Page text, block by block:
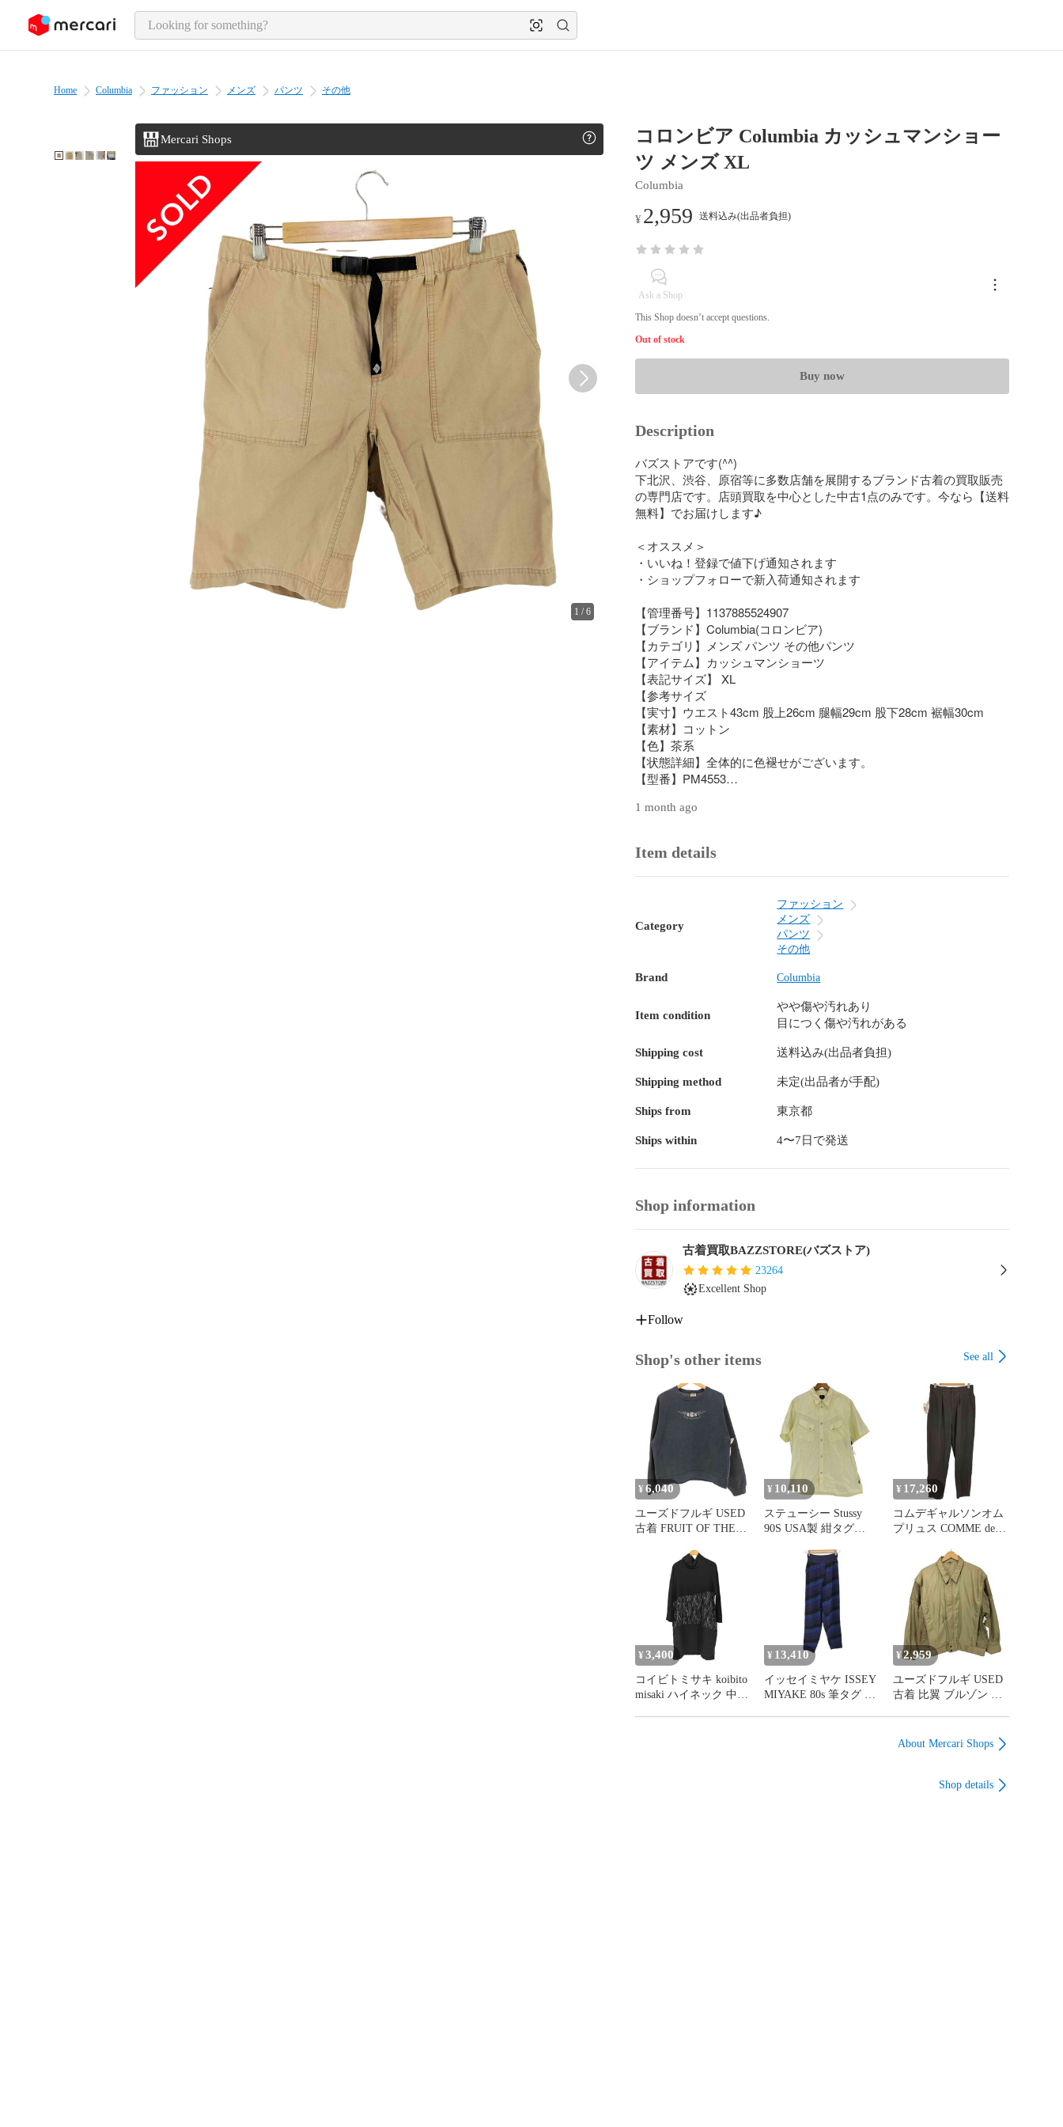
page content
Home Columbia ファッション メンズ パンツ その他
Mercari Shops
1 /6
コロンビア Columbia カッシュマンショー
ツ メンズ XL
Columbia
¥ 2,959 送料込み(出品者負担)
Ask a Shop
This Shop doesn’t accept questions.
Out of stock
Buy now
Description
バズストアです(^^)
下北沢、渋谷、原宿等に多数店舗を展開するブランド古着の買取販売
の専門店です。店頭買取を中心とした中古1点のみです。今なら【送料
無料】でお届けします♪
＜オススメ＞
・いいね！登録で値下げ通知されます
・ショップフォローで新入荷通知されます
【管理番号】1137885524907
【ブランド】Columbia(コロンビア)
【カテゴリ】メンズ パンツ その他パンツ
【アイテム】カッシュマンショーツ
【表記サイズ】 XL
【参考サイズ
【実寸】ウエスト43cm 股上26cm 腿幅29cm 股下28cm 裾幅30cm
【素材】コットン
【色】茶系
【状態詳細】全体的に色褪せがございます。
【型番】PM4553
【更新日】2025/08/04 17:55
下北沢北口店の取り扱いです。完売・移動している場合がございます
ので(03-6407-1405)にご連絡頂き、(1137885524907)をお伝えくださ
い。商品のご用意が出来ない場合等に、ご注文をキャンセルにて承る
1 month ago
Item details
Category
ファッション
メンズ
パンツ
その他
Brand Columbia
Item condition
やや傷や汚れあり
目につく傷や汚れがある
Shipping cost 送料込み(出品者負担)
Shipping method 未定(出品者が手配)
Ships from 東京都
Ships within 4〜7日で発送
Shop information
古着買取BAZZSTORE(バズストア)
23264
Excellent Shop
Follow
Shop's other items See all
¥ 6,040
ユーズドフルギ USED
古着 FRUIT OF THE
ョップ ロゴ プリント
裏起毛 スウェット ト
レーナー メンズ
import：M
¥ 10,110
ステューシー Stussy
90S USA製 紺タグ
REGULAR COLLAR
SHIRT スカル＆ボーン
ボタン レギュラーカラ
ーシャツ メンズ
import：XL
¥ 17,260
コムデギャルソンオム
プリュス COMME des
PLUS AD1993 1993AW
脱色期 裾フック 1タッ
ク ウール テーパード
スラックス ジョッパー
ズ パンツ メンズ JPN：
¥ 3,400
コイビトミサキ koibito
misaki ハイネック 中綿
¥ 13,410
イッセイミヤケ ISSEY
MIYAKE 80s 筆タグ マ
¥2,959
ユーズドフルギ USED
古着 比翼 ブルゾン ジ
About Mercari Shops
Shop details